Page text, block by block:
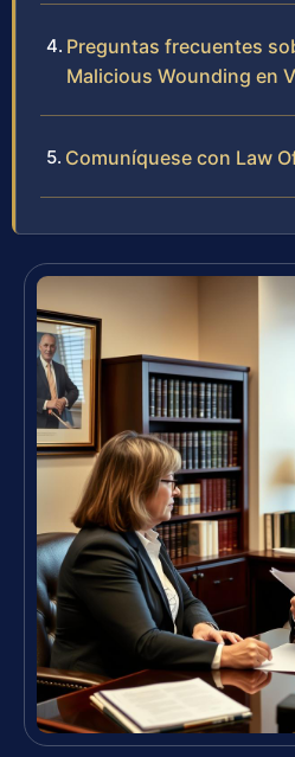
Preguntas frecuentes
Malicious Wounding en
Comuníquese con Law